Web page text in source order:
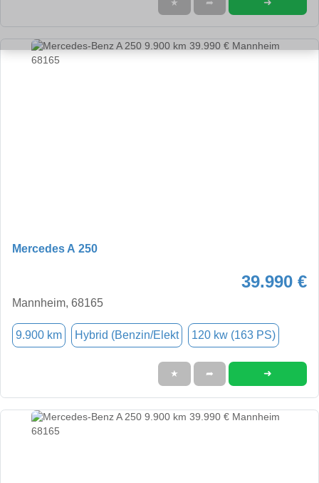
★ ➦ ➜
Mercedes A 250
39.990 €
Mannheim, 68165
9.900 km Hybrid (Benzin/Elekt 120 kw (163 PS)
★ ➦ ➜